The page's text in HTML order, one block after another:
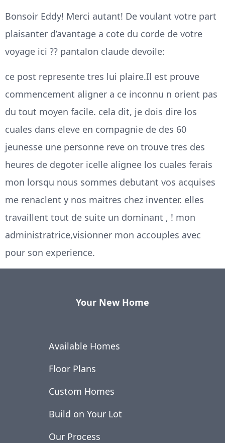
Bonsoir Eddy! Merci autant! De voulant votre part
plaisanter d’avantage a cote du corde de votre
voyage ici ?? pantalon claude devoile:
ce post represente tres lui plaire.Il est prouve
commencement aligner a ce inconnu n orient pas
du tout moyen facile. cela dit, je dois dire los
cuales dans eleve en compagnie de des 60
jeunesse une personne reve on trouve tres des
heures de degoter icelle alignee los cuales ferais
mon lorsqu nous sommes debutant vos acquises
me renaclent y nos maitres chez inventer. elles
travaillent tout de suite un dominant , ! mon
administratrice,visionner mon accouples avec
pour son experience.
Your New Home
Available Homes
Floor Plans
Custom Homes
Build on Your Lot
Our Process